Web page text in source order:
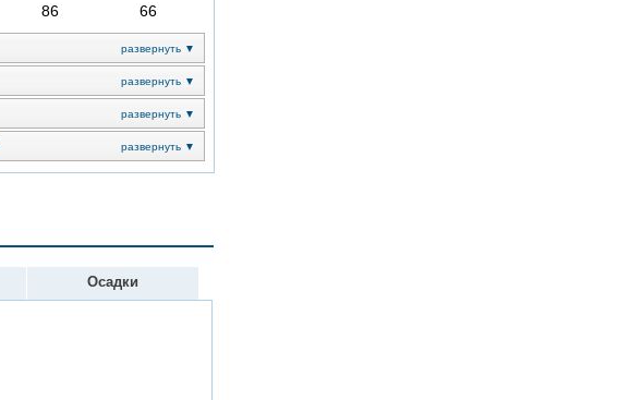
86 66
развернуть ▼
развернуть ▼
развернуть ▼
развернуть ▼
Осадки